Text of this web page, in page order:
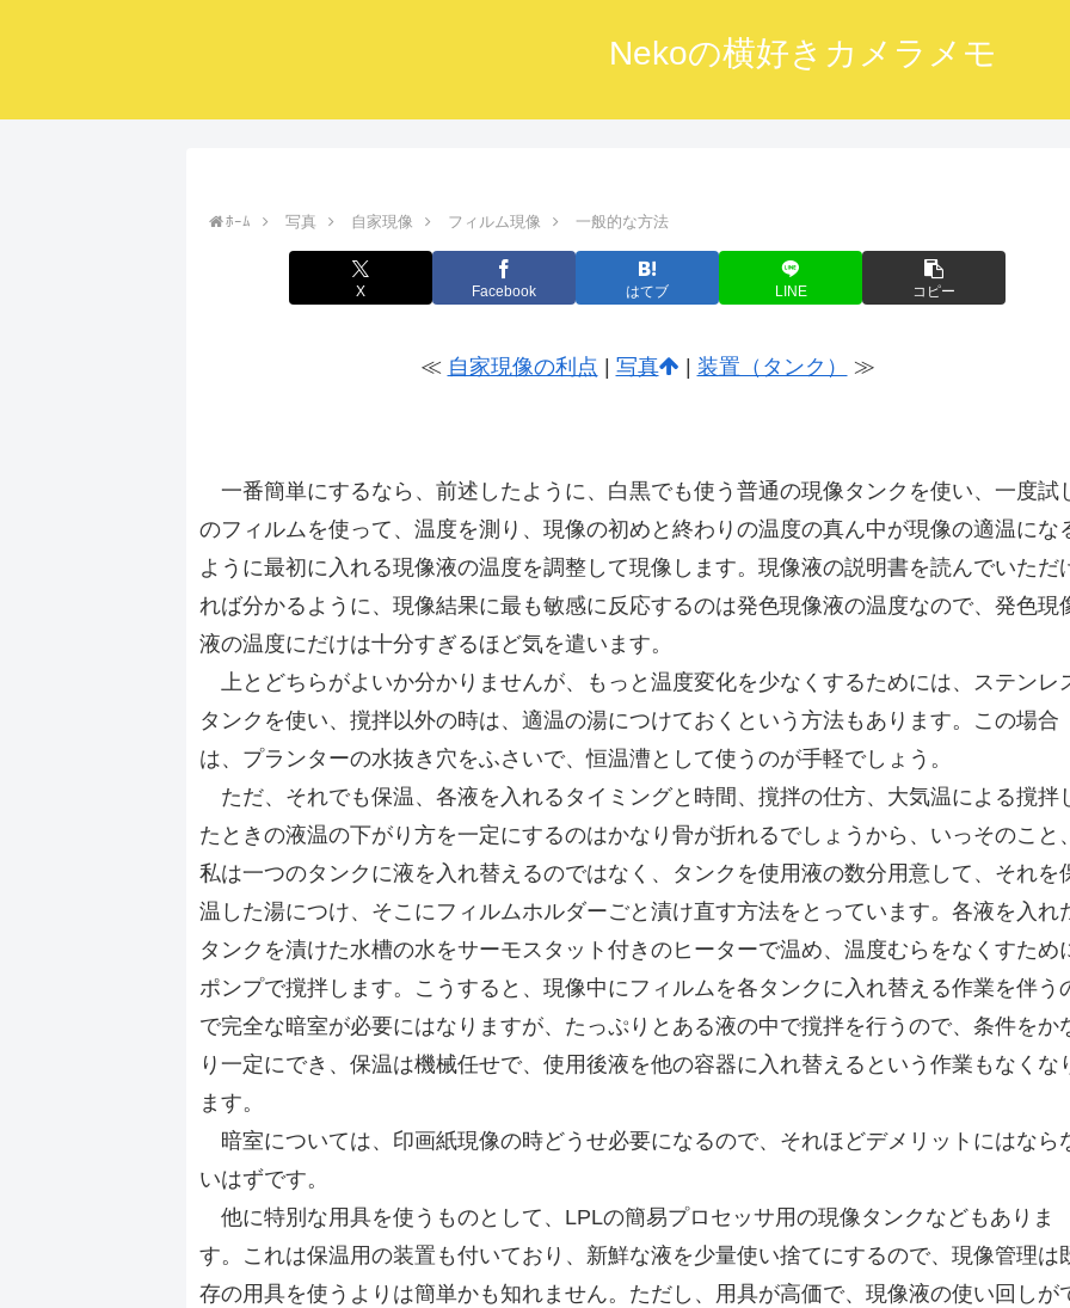
Nekoの横好きカメラメモ
ﾎｰﾑ 写真 自家現像 フィルム現像 一般的な方法
X Facebook はてブ LINE コピー
≪ 自家現像の利点 写真 装置（タンク） ≫
一番簡単にするなら、前述したように、白黒でも使う普通の現像タンクを使い、一度試
のフィルムを使って、温度を測り、現像の初めと終わりの温度の真ん中が現像の適温にな
ように最初に入れる現像液の温度を調整して現像します。現像液の説明書を読んでいただ
れば分かるように、現像結果に最も敏感に反応するのは発色現像液の温度なので、発色現
液の温度にだけは十分すぎるほど気を遣います。
上とどちらがよいか分かりませんが、もっと温度変化を少なくするためには、ステンレ
タンクを使い、撹拌以外の時は、適温の湯につけておくという方法もあります。この場合
は、プランターの水抜き穴をふさいで、恒温漕として使うのが手軽でしょう。
ただ、それでも保温、各液を入れるタイミングと時間、撹拌の仕方、大気温による撹拌
たときの液温の下がり方を一定にするのはかなり骨が折れるでしょうから、いっそのこと
私は一つのタンクに液を入れ替えるのではなく、タンクを使用液の数分用意して、それを
温した湯につけ、そこにフィルムホルダーごと漬け直す方法をとっています。各液を入れ
タンクを漬けた水槽の水をサーモスタット付きのヒーターで温め、温度むらをなくすため
ポンプで撹拌します。こうすると、現像中にフィルムを各タンクに入れ替える作業を伴う
で完全な暗室が必要にはなりますが、たっぷりとある液の中で撹拌を行うので、条件をか
り一定にでき、保温は機械任せで、使用後液を他の容器に入れ替えるという作業もなくな
ます。
暗室については、印画紙現像の時どうせ必要になるので、それほどデメリットにはなら
いはずです。
他に特別な用具を使うものとして、LPLの簡易プロセッサ用の現像タンクなどもありま
す。これは保温用の装置も付いており、新鮮な液を少量使い捨てにするので、現像管理は
存の用具を使うよりは簡単かも知れません。ただし、用具が高価で、現像液の使い回しが